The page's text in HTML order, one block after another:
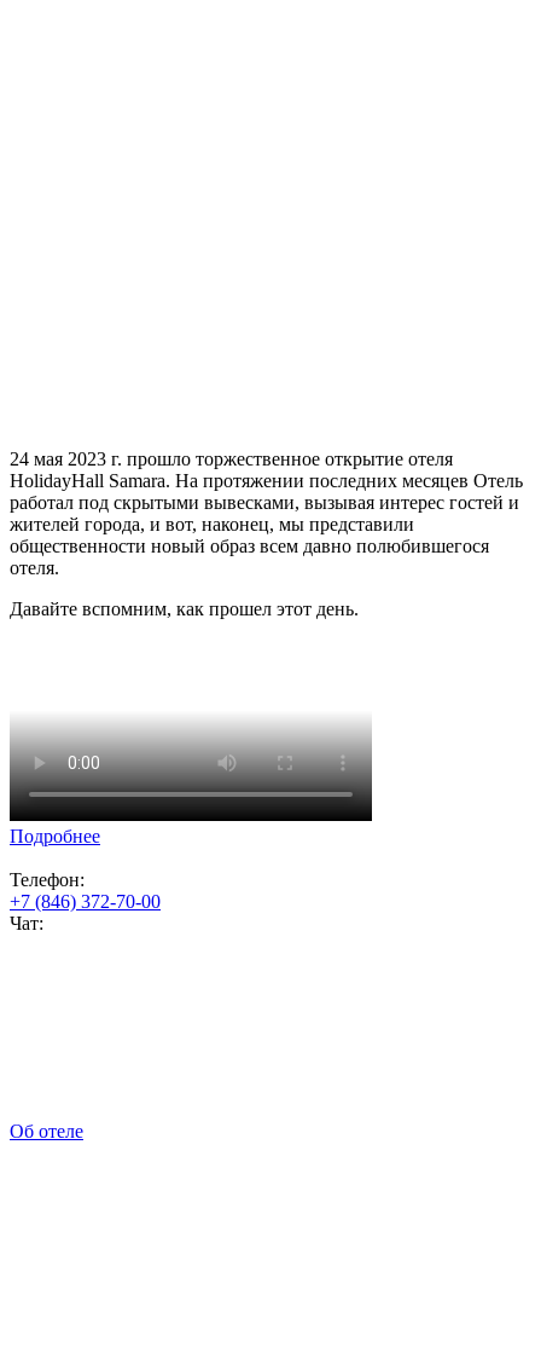
24 мая 2023 г. прошло торжественное открытие отеля
HolidayHall Samara. На протяжении последних месяцев Отель
работал под скрытыми вывесками, вызывая интерес гостей и
жителей города, и вот, наконец, мы представили
общественности новый образ всем давно полюбившегося
отеля.
Давайте вспомним, как прошел этот день.
Подробнее
Телефон:
+7 (846) 372-70-00
Чат:
Об отеле